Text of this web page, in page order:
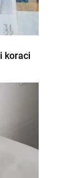
koraci